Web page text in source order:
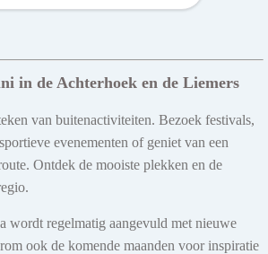
in de Achterhoek en de Liemers
van buitenactiviteiten. Bezoek festivals,
evenementen of geniet van een
Ontdek de mooiste plekken en de
wordt regelmatig aangevuld met nieuwe
ook de komende maanden voor inspiratie